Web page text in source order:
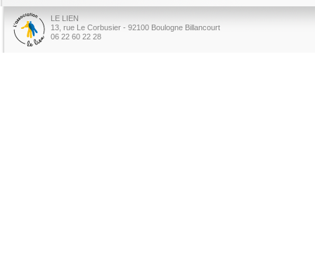
LE LIEN
13, rue Le Corbusier - 92100 Boulogne Billancourt
06 22 60 22 28